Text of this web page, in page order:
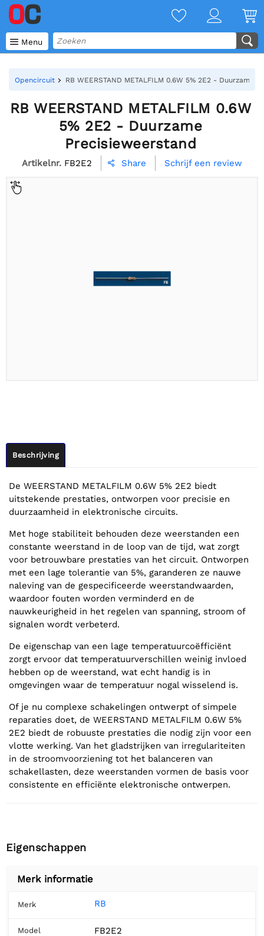
 Menu
Opencircuit RB WEERSTAND METALFILM 0.6W 5% 2E2 - Duurzame
RB WEERSTAND METALFILM 0.6W
5% 2E2 - Duurzame
Precisieweerstand
Artikelnr. FB2E2  Share Schrijf een review
Beschrijving
De WEERSTAND METALFILM 0.6W 5% 2E2 biedt
uitstekende prestaties, ontworpen voor precisie en
duurzaamheid in elektronische circuits.
Met hoge stabiliteit behouden deze weerstanden een
constante weerstand in de loop van de tijd, wat zorgt
voor betrouwbare prestaties van het circuit. Ontworpen
met een lage tolerantie van 5%, garanderen ze nauwe
naleving van de gespecificeerde weerstandwaarden,
waardoor fouten worden verminderd en de
nauwkeurigheid in het regelen van spanning, stroom of
signalen wordt verbeterd.
De eigenschap van een lage temperatuurcoëfficiënt
zorgt ervoor dat temperatuurverschillen weinig invloed
hebben op de weerstand, wat echt handig is in
omgevingen waar de temperatuur nogal wisselend is.
Of je nu complexe schakelingen ontwerpt of simpele
reparaties doet, de WEERSTAND METALFILM 0.6W 5%
2E2 biedt de robuuste prestaties die nodig zijn voor een
vlotte werking. Van het gladstrijken van irregulariteiten
in de stroomvoorziening tot het balanceren van
schakellasten, deze weerstanden vormen de basis voor
consistente en efficiënte elektronische ontwerpen.
Eigenschappen
Merk informatie
Merk RB
Model FB2E2